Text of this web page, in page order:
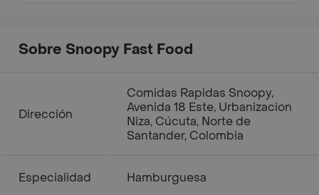
Sobre Snoopy Fast Food
Dirección
Comidas Rapidas Snoopy,
Avenida 18 Este, Urbanizacion
Niza, Cúcuta, Norte de
Santander, Colombia
Especialidad Hamburguesa